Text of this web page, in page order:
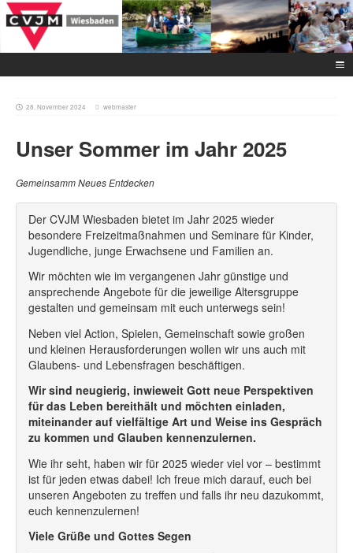
28. November 2024 webmaster
Unser Sommer im Jahr 2025
Gemeinsamm Neues Entdecken
Der CVJM Wiesbaden bietet im Jahr 2025 wieder
besondere Freizeitmaßnahmen und Seminare für Kinder,
Jugendliche, junge Erwachsene und Familien an.
Wir möchten wie im vergangenen Jahr günstige und
ansprechende Angebote für die jeweilige Altersgruppe
gestalten und gemeinsam mit euch unterwegs sein!
Neben viel Action, Spielen, Gemeinschaft sowie großen
und kleinen Herausforderungen wollen wir uns auch mit
Glaubens- und Lebensfragen beschäftigen.
Wir sind neugierig, inwieweit Gott neue Perspektiven
für das Leben bereithält und möchten einladen,
miteinander auf vielfältige Art und Weise ins Gespräch
zu kommen und Glauben kennenzulernen.
Wie ihr seht, haben wir für 2025 wieder viel vor – bestimmt
ist für jeden etwas dabei! Ich freue mich darauf, euch bei
unseren Angeboten zu treffen und falls ihr neu dazukommt,
euch kennenzulernen!
Viele Grüße und Gottes Segen